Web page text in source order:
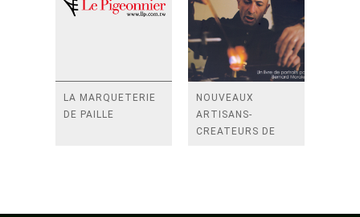
LA MARQUETERIE
DE PAILLE
NOUVEAUX
ARTISANS-
CREATEURS DE